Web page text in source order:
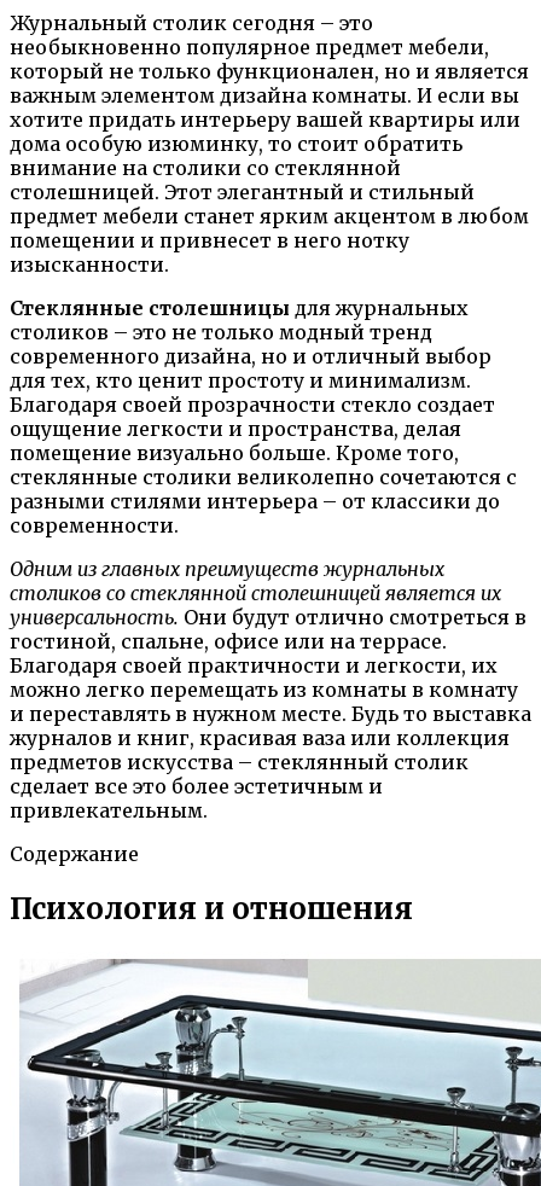
Журнальный столик сегодня – это
необыкновенно популярное предмет мебели,
который не только функционален, но и является
важным элементом дизайна комнаты. И если вы
хотите придать интерьеру вашей квартиры или
дома особую изюминку, то стоит обратить
внимание на столики со стеклянной
столешницей. Этот элегантный и стильный
предмет мебели станет ярким акцентом в любом
помещении и привнесет в него нотку
изысканности.
Стеклянные столешницы для журнальных
столиков – это не только модный тренд
современного дизайна, но и отличный выбор
для тех, кто ценит простоту и минимализм.
Благодаря своей прозрачности стекло создает
ощущение легкости и пространства, делая
помещение визуально больше. Кроме того,
стеклянные столики великолепно сочетаются с
разными стилями интерьера – от классики до
современности.
Одним из главных преимуществ журнальных
столиков со стеклянной столешницей является их
универсальность. Они будут отлично смотреться в
гостиной, спальне, офисе или на террасе.
Благодаря своей практичности и легкости, их
можно легко перемещать из комнаты в комнату
и переставлять в нужном месте. Будь то выставка
журналов и книг, красивая ваза или коллекция
предметов искусства – стеклянный столик
сделает все это более эстетичным и
привлекательным.
Содержание
Психология и отношения